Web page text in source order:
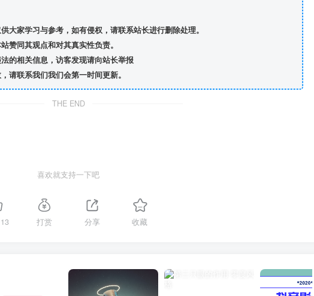
大家学习与参考，如有侵权，请联系站长进行删除处理。
赞同其观点和对其真实性负责。
的相关信息，访客发现请向站长举报
请联系我们我们会第一时间更新。
THE END
喜欢就支持一下吧
13 打赏 分享 收藏